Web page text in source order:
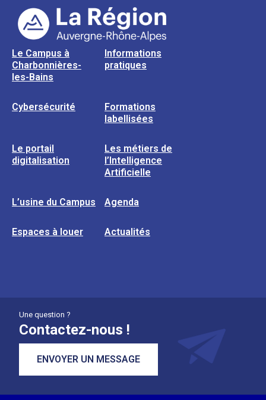
Le Campus à
Charbonnières-
les-Bains
Informations
pratiques
Cybersécurité
Formations
labellisées
Le portail
digitalisation
Les métiers de
l’Intelligence
Artificielle
L’usine du Campus Agenda
Espaces à louer Actualités
Une question ?
Contactez-nous !
ENVOYER UN MESSAGE